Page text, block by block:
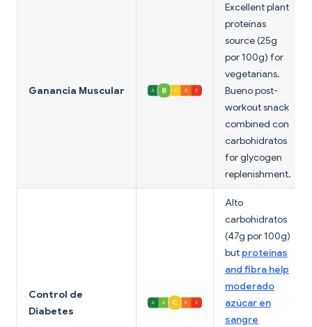
Ganancia Muscular
Excellent plant
proteínas
source (25g
por 100g) for
vegetarians.
Bueno post-
workout snack
combined con
carbohidratos
for glycogen
replenishment.
Control de
Diabetes
Alto
carbohidratos
(47g por 100g)
but proteínas
and fibra help
moderado
azúcar en
sangre